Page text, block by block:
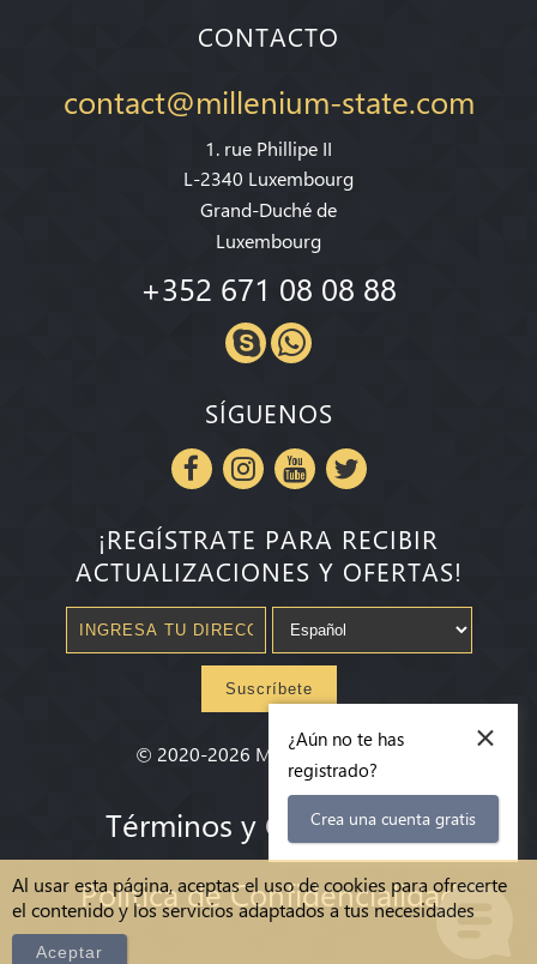
Al usar esta página, aceptas el uso de cookies para ofrecerte
el contenido y los servicios adaptados a tus necesidades
Aceptar
CONTACTO
contact@millenium-state.com
1. rue Phillipe II
L-2340 Luxembourg
Grand-Duché de
Luxembourg
+352 671 08 08 88
SÍGUENOS
¡REGÍSTRATE PARA RECIBIR
ACTUALIZACIONES Y OFERTAS!
Suscríbete
© 2020-2026 Millenium State®
Términos y Condiciones
Política de Confidencialidad
×
¿Aún no te has
registrado?
Crea una cuenta gratis